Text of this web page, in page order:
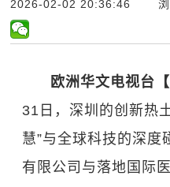
2026-02-02 20:36:46 浏
欧洲华文电视台
31日，深圳的创新热
慧”与全球科技的深度
有限公司与落地国际